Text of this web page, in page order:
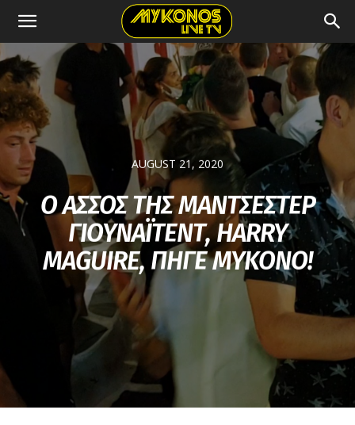
AUGUST 21, 2020
Ο ΑΣΣΟΣ ΤΗΣ ΜΑΝΤΣΕΣΤΕΡ
ΓΙΟΥΝΑΪΤΕΝΤ, HARRY
MAGUIRE, ΠΗΓΕ ΜΥΚΟΝΟ!